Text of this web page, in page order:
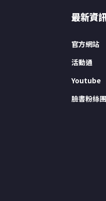
最新資
官方網站
活動通
Youtube
臉書粉絲團